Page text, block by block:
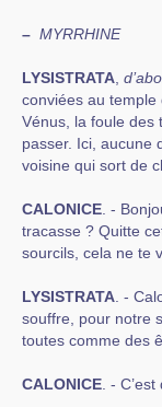
– MYRRHINE
LYSISTRATA
conviées au temple
Vénus, la foule des
passer. Ici, aucune
voisine qui sort de
CALONICE . -
tracasse ? Quitte
sourcils, cela ne te
LYSISTRATA . -
souffre, pour notre
toutes comme des
CALONICE . -